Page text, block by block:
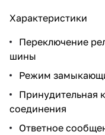
Характеристики
Переключение
шины
Режим
Принудительная
соединения
Ответное